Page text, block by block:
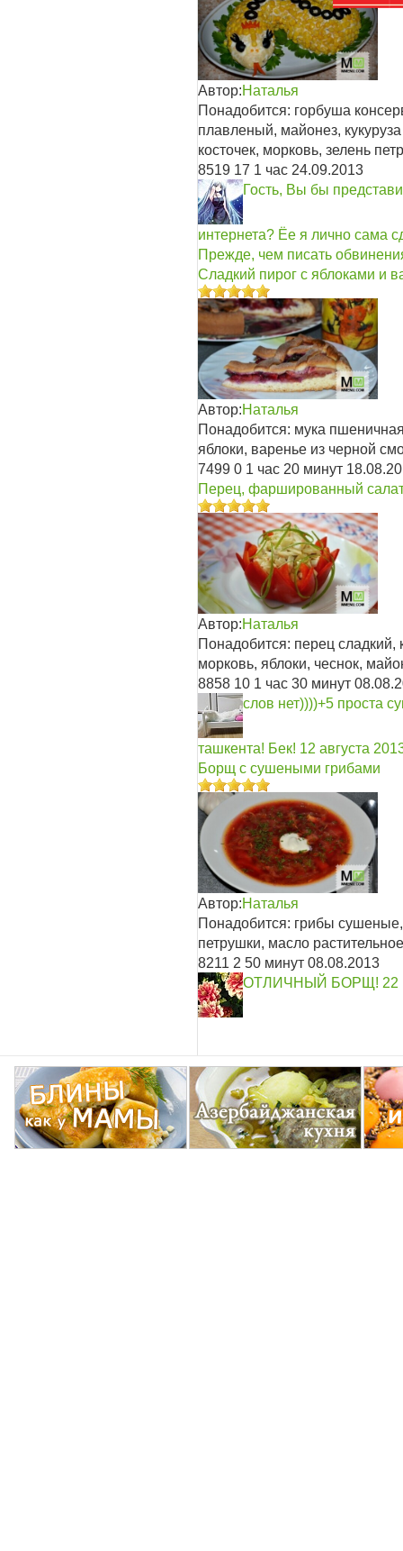
Автор:Наталья
Понадобится: горбуша
плавленый, майонез,
косточек, морковь, зелень
8519 17 1 час 24.09.2013
Гость, Вы бы
интернета? Ёе я лично сама
Прежде, чем писать
Сладкий пирог с яблоками и
Автор:Наталья
Понадобится: мука
яблоки, варенье из черной
7499 0 1 час 20 минут
Перец, фаршированный
Автор:Наталья
Понадобится: перец сладкий,
морковь, яблоки, чеснок,
8858 10 1 час 30 минут
слов нет))))+5 проста
ташкента! Бек! 12 августа
Борщ с сушеными грибами
Автор:Наталья
Понадобится: грибы
петрушки, масло
8211 2 50 минут 08.08.2013
ОТЛИЧНЫЙ БОРЩ! 22